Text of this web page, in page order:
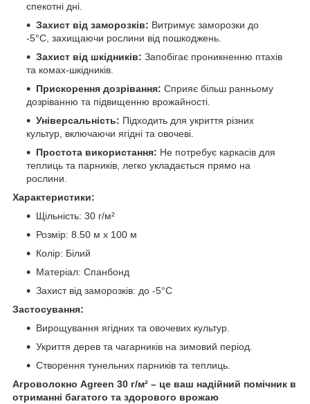
спекотні дні.
Захист від заморозків: Витримує заморозки до
-5°C, захищаючи рослини від пошкоджень.
Захист від шкідників: Запобігає проникненню птахів
та комах-шкідників.
Прискорення дозрівання: Сприяє більш ранньому
дозріванню та підвищенню врожайності.
Універсальність: Підходить для укриття різних
культур, включаючи ягідні та овочеві.
Простота використання: Не потребує каркасів для
теплиць та парників, легко укладається прямо на
рослини.
Характеристики:
Щільність: 30 г/м²
Розмір: 8.50 м х 100 м
Колір: Білий
Матеріал: Спанбонд
Захист від заморозків: до -5°C
Застосування:
Вирощування ягідних та овочевих культур.
Укриття дерев та чагарників на зимовий період.
Створення тунельних парників та теплиць.
Агроволокно Agreen 30 г/м² – це ваш надійний помічник в
отриманні багатого та здорового врожаю